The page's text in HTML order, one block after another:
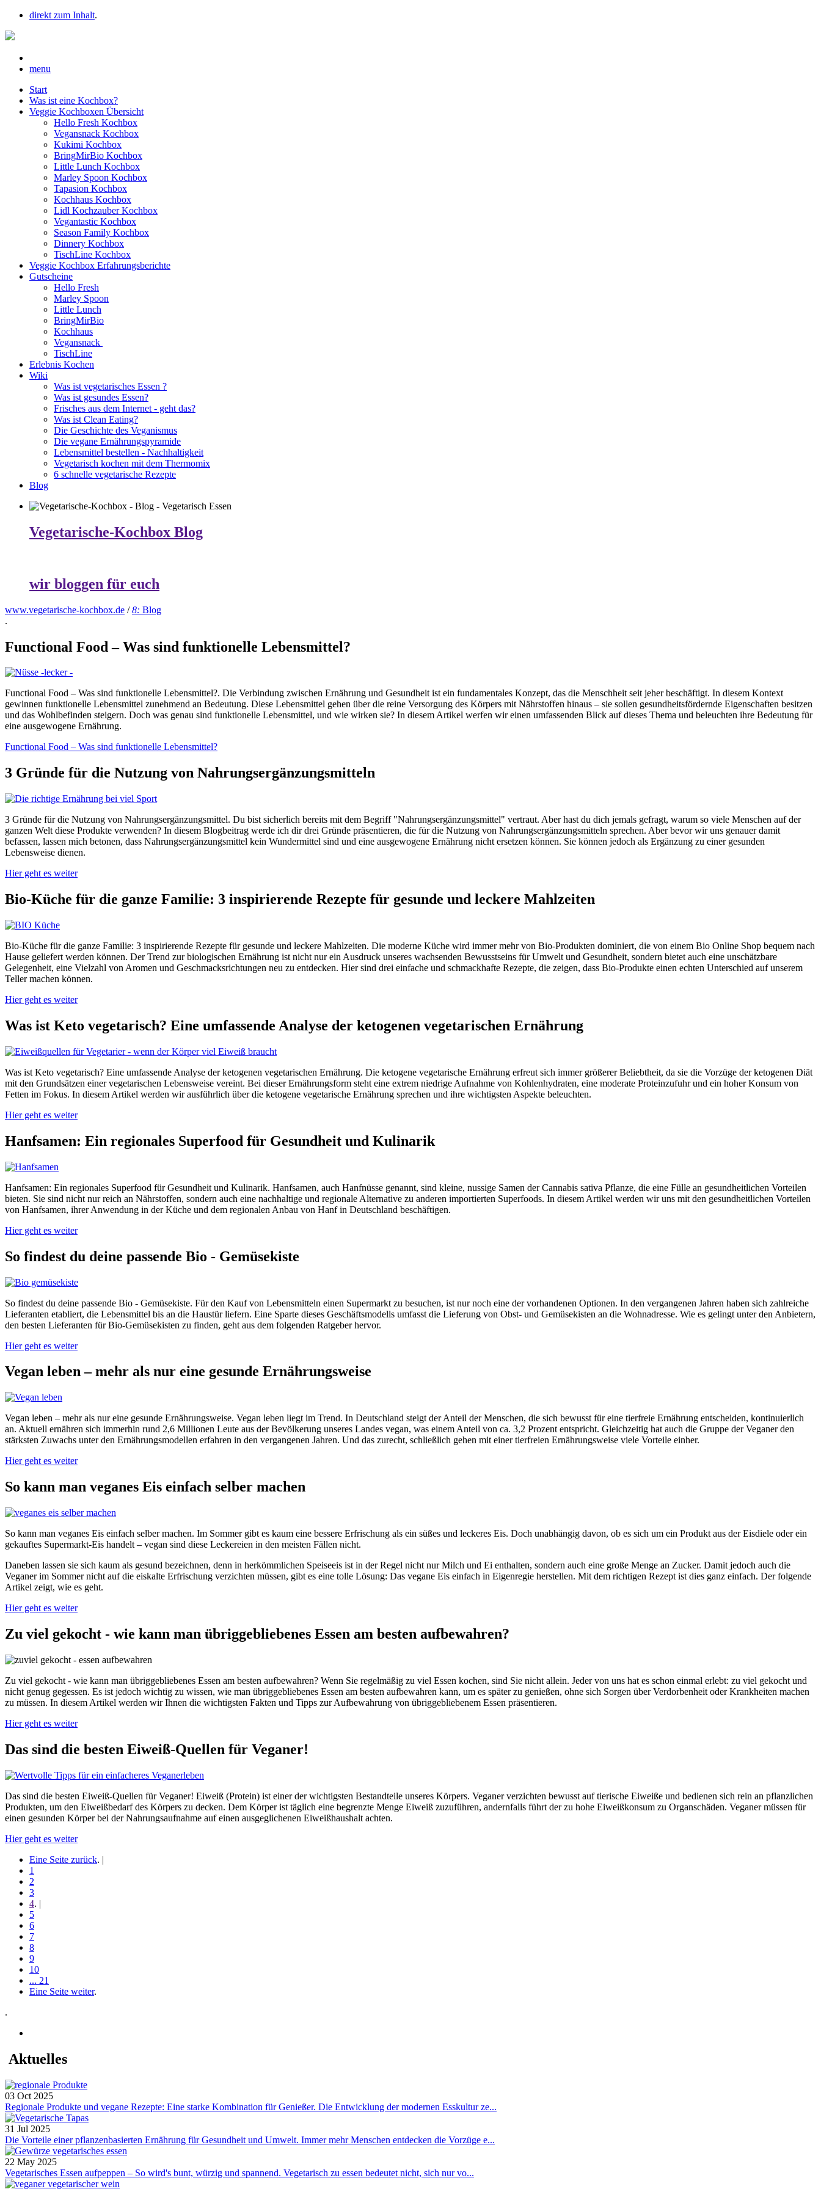
direkt zum Inhalt.
menu
Start
Was ist eine Kochbox?
Veggie Kochboxen Übersicht
Hello Fresh Kochbox
Vegansnack Kochbox
Kukimi Kochbox
BringMirBio Kochbox
Little Lunch Kochbox
Marley Spoon Kochbox
Tapasion Kochbox
Kochhaus Kochbox
Lidl Kochzauber Kochbox
Vegantastic Kochbox
Season Family Kochbox
Dinnery Kochbox
TischLine Kochbox
Veggie Kochbox Erfahrungsberichte
Gutscheine
Hello Fresh
Marley Spoon
Little Lunch
BringMirBio
Kochhaus
Vegansnack
TischLine
Erlebnis Kochen
Wiki
Was ist vegetarisches Essen ?
Was ist gesundes Essen?
Frisches aus dem Internet - geht das?
Was ist Clean Eating?
Die Geschichte des Veganismus
Die vegane Ernährungspyramide
Lebensmittel bestellen - Nachhaltigkeit
Vegetarisch kochen mit dem Thermomix
6 schnelle vegetarische Rezepte
Blog
Vegetarische-Kochbox Blog
wir bloggen für euch
www.vegetarische-kochbox.de /8: Blog
.
Functional Food – Was sind funktionelle Lebensmittel?
Functional Food – Was sind funktionelle Lebensmittel?. Die Verbindung zwischen Ernährung und Gesundheit ist ein fundamentales Konzept, das die Menschheit seit jeher beschäftigt. In diesem Kontext
gewinnen funktionelle Lebensmittel zunehmend an Bedeutung. Diese Lebensmittel gehen über die reine Versorgung des Körpers mit Nährstoffen hinaus – sie sollen gesundheitsfördernde Eigenschaften besitzen
und das Wohlbefinden steigern. Doch was genau sind funktionelle Lebensmittel, und wie wirken sie? In diesem Artikel werfen wir einen umfassenden Blick auf dieses Thema und beleuchten ihre Bedeutung für
eine ausgewogene Ernährung.
Functional Food – Was sind funktionelle Lebensmittel?
3 Gründe für die Nutzung von Nahrungsergänzungsmitteln
3 Gründe für die Nutzung von Nahrungsergänzungsmittel. Du bist sicherlich bereits mit dem Begriff "Nahrungsergänzungsmittel" vertraut. Aber hast du dich jemals gefragt, warum so viele Menschen auf der
ganzen Welt diese Produkte verwenden? In diesem Blogbeitrag werde ich dir drei Gründe präsentieren, die für die Nutzung von Nahrungsergänzungsmitteln sprechen. Aber bevor wir uns genauer damit
befassen, lassen mich betonen, dass Nahrungsergänzungsmittel kein Wundermittel sind und eine ausgewogene Ernährung nicht ersetzen können. Sie können jedoch als Ergänzung zu einer gesunden
Lebensweise dienen.
Hier geht es weiter
Bio-Küche für die ganze Familie: 3 inspirierende Rezepte für gesunde und leckere Mahlzeiten
Bio-Küche für die ganze Familie: 3 inspirierende Rezepte für gesunde und leckere Mahlzeiten. Die moderne Küche wird immer mehr von Bio-Produkten dominiert, die von einem Bio Online Shop bequem nach
Hause geliefert werden können. Der Trend zur biologischen Ernährung ist nicht nur ein Ausdruck unseres wachsenden Bewusstseins für Umwelt und Gesundheit, sondern bietet auch eine unschätzbare
Gelegenheit, eine Vielzahl von Aromen und Geschmacksrichtungen neu zu entdecken. Hier sind drei einfache und schmackhafte Rezepte, die zeigen, dass Bio-Produkte einen echten Unterschied auf unserem
Teller machen können.
Hier geht es weiter
Was ist Keto vegetarisch? Eine umfassende Analyse der ketogenen vegetarischen Ernährung
Was ist Keto vegetarisch? Eine umfassende Analyse der ketogenen vegetarischen Ernährung. Die ketogene vegetarische Ernährung erfreut sich immer größerer Beliebtheit, da sie die Vorzüge der ketogenen Diät
mit den Grundsätzen einer vegetarischen Lebensweise vereint. Bei dieser Ernährungsform steht eine extrem niedrige Aufnahme von Kohlenhydraten, eine moderate Proteinzufuhr und ein hoher Konsum von
Fetten im Fokus. In diesem Artikel werden wir ausführlich über die ketogene vegetarische Ernährung sprechen und ihre wichtigsten Aspekte beleuchten.
Hier geht es weiter
Hanfsamen: Ein regionales Superfood für Gesundheit und Kulinarik
Hanfsamen: Ein regionales Superfood für Gesundheit und Kulinarik. Hanfsamen, auch Hanfnüsse genannt, sind kleine, nussige Samen der Cannabis sativa Pflanze, die eine Fülle an gesundheitlichen Vorteilen
bieten. Sie sind nicht nur reich an Nährstoffen, sondern auch eine nachhaltige und regionale Alternative zu anderen importierten Superfoods. In diesem Artikel werden wir uns mit den gesundheitlichen Vorteilen
von Hanfsamen, ihrer Anwendung in der Küche und dem regionalen Anbau von Hanf in Deutschland beschäftigen.
Hier geht es weiter
So findest du deine passende Bio - Gemüsekiste
So findest du deine passende Bio - Gemüsekiste. Für den Kauf von Lebensmitteln einen Supermarkt zu besuchen, ist nur noch eine der vorhandenen Optionen. In den vergangenen Jahren haben sich zahlreiche
Lieferanten etabliert, die Lebensmittel bis an die Haustür liefern. Eine Sparte dieses Geschäftsmodells umfasst die Lieferung von Obst- und Gemüsekisten an die Wohnadresse. Wie es gelingt unter den Anbietern,
den besten Lieferanten für Bio-Gemüsekisten zu finden, geht aus dem folgenden Ratgeber hervor.
Hier geht es weiter
Vegan leben – mehr als nur eine gesunde Ernährungsweise
Vegan leben – mehr als nur eine gesunde Ernährungsweise. Vegan leben liegt im Trend. In Deutschland steigt der Anteil der Menschen, die sich bewusst für eine tierfreie Ernährung entscheiden, kontinuierlich
an. Aktuell ernähren sich immerhin rund 2,6 Millionen Leute aus der Bevölkerung unseres Landes vegan, was einem Anteil von ca. 3,2 Prozent entspricht. Gleichzeitig hat auch die Gruppe der Veganer den
stärksten Zuwachs unter den Ernährungsmodellen erfahren in den vergangenen Jahren. Und das zurecht, schließlich gehen mit einer tierfreien Ernährungsweise viele Vorteile einher.
Hier geht es weiter
So kann man veganes Eis einfach selber machen
So kann man veganes Eis einfach selber machen. Im Sommer gibt es kaum eine bessere Erfrischung als ein süßes und leckeres Eis. Doch unabhängig davon, ob es sich um ein Produkt aus der Eisdiele oder ein
gekauftes Supermarkt-Eis handelt – vegan sind diese Leckereien in den meisten Fällen nicht.
Daneben lassen sie sich kaum als gesund bezeichnen, denn in herkömmlichen Speiseeis ist in der Regel nicht nur Milch und Ei enthalten, sondern auch eine große Menge an Zucker. Damit jedoch auch die
Veganer im Sommer nicht auf die eiskalte Erfrischung verzichten müssen, gibt es eine tolle Lösung: Das vegane Eis einfach in Eigenregie herstellen. Mit dem richtigen Rezept ist dies ganz einfach. Der folgende
Artikel zeigt, wie es geht.
Hier geht es weiter
Zu viel gekocht - wie kann man übriggebliebenes Essen am besten aufbewahren?
Zu viel gekocht - wie kann man übriggebliebenes Essen am besten aufbewahren? Wenn Sie regelmäßig zu viel Essen kochen, sind Sie nicht allein. Jeder von uns hat es schon einmal erlebt: zu viel gekocht und
nicht genug gegessen. Es ist jedoch wichtig zu wissen, wie man übriggebliebenes Essen am besten aufbewahren kann, um es später zu genießen, ohne sich Sorgen über Verdorbenheit oder Krankheiten machen
zu müssen. In diesem Artikel werden wir Ihnen die wichtigsten Fakten und Tipps zur Aufbewahrung von übriggebliebenem Essen präsentieren.
Hier geht es weiter
Das sind die besten Eiweiß-Quellen für Veganer!
Das sind die besten Eiweiß-Quellen für Veganer! Eiweiß (Protein) ist einer der wichtigsten Bestandteile unseres Körpers. Veganer verzichten bewusst auf tierische Eiweiße und bedienen sich rein an pflanzlichen
Produkten, um den Eiweißbedarf des Körpers zu decken. Dem Körper ist täglich eine begrenzte Menge Eiweiß zuzuführen, andernfalls führt der zu hohe Eiweißkonsum zu Organschäden. Veganer müssen für
einen gesunden Körper bei der Nahrungsaufnahme auf einen ausgeglichenen Eiweißhaushalt achten.
Hier geht es weiter
Eine Seite zurück. |
1
2
3
4. |
5
6
7
8
9
10
... 21
Eine Seite weiter.
.
Aktuelles
03 Oct 2025
Regionale Produkte und vegane Rezepte: Eine starke Kombination für Genießer. Die Entwicklung der modernen Esskultur ze...
31 Jul 2025
Die Vorteile einer pflanzenbasierten Ernährung für Gesundheit und Umwelt. Immer mehr Menschen entdecken die Vorzüge e...
22 May 2025
Vegetarisches Essen aufpeppen – So wird's bunt, würzig und spannend. Vegetarisch zu essen bedeutet nicht, sich nur vo...